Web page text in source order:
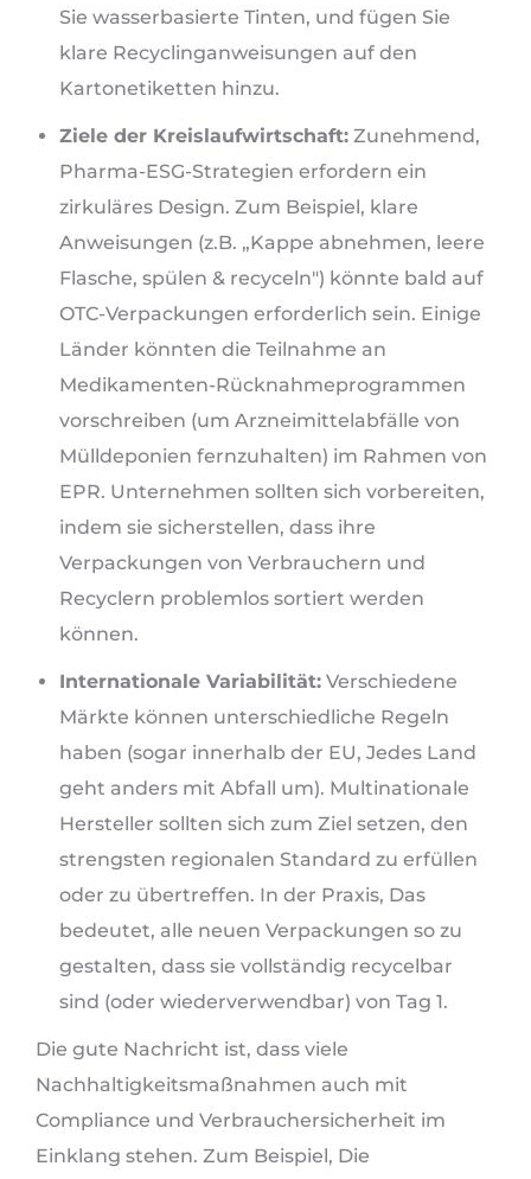
Sie wasserbasierte Tinten, und fügen Sie
klare Recyclinganweisungen auf den
Kartonetiketten hinzu.
Ziele der Kreislaufwirtschaft: Zunehmend,
Pharma-ESG-Strategien erfordern ein
zirkuläres Design. Zum Beispiel, klare
Anweisungen (z.B. „Kappe abnehmen, leere
Flasche, spülen & recyceln") könnte bald auf
OTC-Verpackungen erforderlich sein. Einige
Länder könnten die Teilnahme an
Medikamenten-Rücknahmeprogrammen
vorschreiben (um Arzneimittelabfälle von
Mülldeponien fernzuhalten) im Rahmen von
EPR. Unternehmen sollten sich vorbereiten,
indem sie sicherstellen, dass ihre
Verpackungen von Verbrauchern und
Recyclern problemlos sortiert werden
können.
Internationale Variabilität: Verschiedene
Märkte können unterschiedliche Regeln
haben (sogar innerhalb der EU, Jedes Land
geht anders mit Abfall um). Multinationale
Hersteller sollten sich zum Ziel setzen, den
strengsten regionalen Standard zu erfüllen
oder zu übertreffen. In der Praxis, Das
bedeutet, alle neuen Verpackungen so zu
gestalten, dass sie vollständig recycelbar
sind (oder wiederverwendbar) von Tag 1.
Die gute Nachricht ist, dass viele
Nachhaltigkeitsmaßnahmen auch mit
Compliance und Verbrauchersicherheit im
Einklang stehen. Zum Beispiel, Die